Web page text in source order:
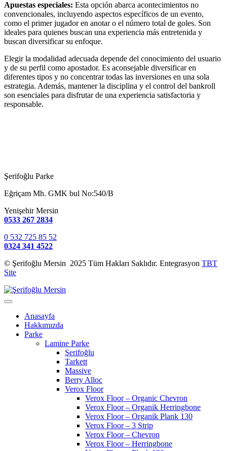
Apuestas especiales: Esta opción abarca acontecimientos no
convencionales, incluyendo aspectos específicos de un evento,
como el primer jugador en anotar o el número total de goles. Son
ideales para quienes buscan una experiencia más entretenida y
buscan diversificar su enfoque.
Elegir la modalidad adecuada depende del conocimiento del usuario
y de su perfil como apostador. Es aconsejable diversificar en
diferentes tipos y no concentrar todas las inversiones en una sola
estrategia. Además, mantener la disciplina y el control del bankroll
son esenciales para disfrutar de una experiencia satisfactoria y
responsable.
Şerifoğlu Parke
Eğriçam Mh. GMK bul No:540/B
Yenişehir Mersin
0533 267 2834
0 532 725 85 52
0324 341 4522
© Şerifoğlu Mersin 2025 Tüm Hakları Saklıdır. Entegrasyon TBT
Site
Anasayfa
Hakkımızda
Parke
Lamine Parke
Şerifoğlu
Tarkett
Massive
Berry Alloc
Verox Floor
Verox Floor – Organic Chevron
Verox Floor – Organik Herringbone
Verox Floor – Organik Plank 130
Verox Floor – 3 Strip
Verox Floor – Chevron
Verox Floor – Herringbone